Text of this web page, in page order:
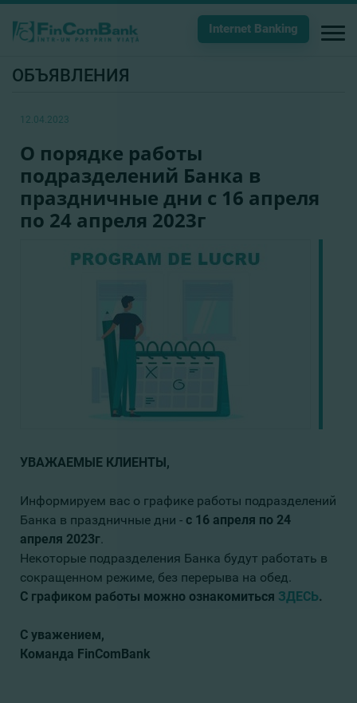
Internet Banking
ОБЪЯВЛЕНИЯ
12.04.2023
О порядке работы
подразделений Банка в
праздничные дни с 16 апреля
по 24 апреля 2023г
УВАЖАЕМЫЕ КЛИЕНТЫ,
Информируем вас о графике работы подразделений
Банка в праздничные дни - c 16 апреля по 24
апреля 2023г.
Некоторые подразделения Банка будут работать в
сокращенном режиме, без перерыва на обед.
С графиком работы можно ознакомиться ЗДЕСЬ.
С уважением,
Команда FinComBank